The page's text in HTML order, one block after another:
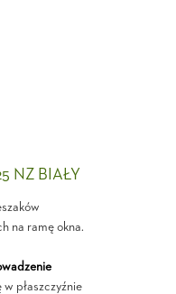
NZ BIAŁY
na ramę okna.
płaszczyźnie